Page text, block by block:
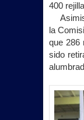
400
la
que 286
sido